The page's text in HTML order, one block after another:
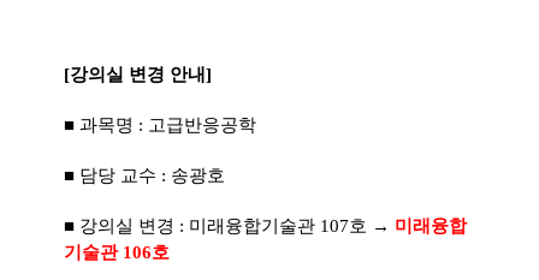
[강의실 변경 안내]
■ 과목명 : 고급반응공학
■ 담당 교수 : 송광호
■ 강의실 변경 : 미래융합기술관 107호 → 미래융합
기술관 106호